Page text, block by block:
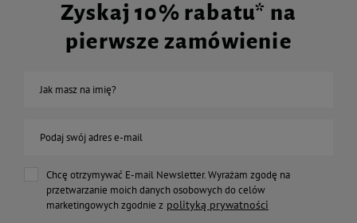
Zyskaj 10% rabatu* na
pierwsze zamówienie
Jak masz na imię?
Podaj swój adres e-mail
Chcę otrzymywać E-mail Newsletter. Wyrażam zgodę na
przetwarzanie moich danych osobowych do celów
marketingowych zgodnie z polityką prywatności